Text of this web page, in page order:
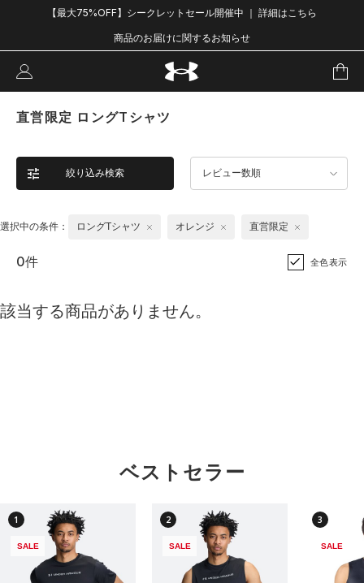
【最大75%OFF】シークレットセール開催中 ｜ 詳細はこちら
商品のお届けに関するお知らせ
直営限定 ロングTシャツ
絞り込み検索 レビュー数順
選択中の条件： ロングTシャツ オレンジ 直営限定
0件 全色表示
該当する商品がありません。
ベストセラー
1
SALE
2
SALE
3
SALE